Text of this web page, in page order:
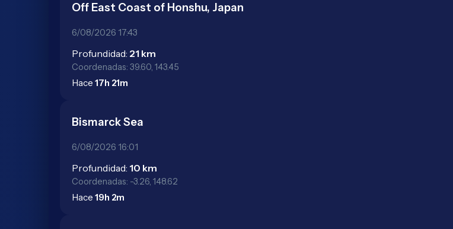
Off East Coast of Honshu, Japan
6/08/2026 17:43
Profundidad: 21 km
Coordenadas: 39.60, 143.45
Hace17h 21m
Bismarck Sea
6/08/2026 16:01
Profundidad: 10 km
Coordenadas: -3.26, 148.62
Hace19h 2m